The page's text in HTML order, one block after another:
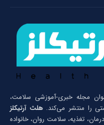
1396 به عنوان مجله خبری-آموزشی سلامت،
را منتشر می‌کند.هلث آرتیکلز
تغذیه، سلامت روان، خانواده